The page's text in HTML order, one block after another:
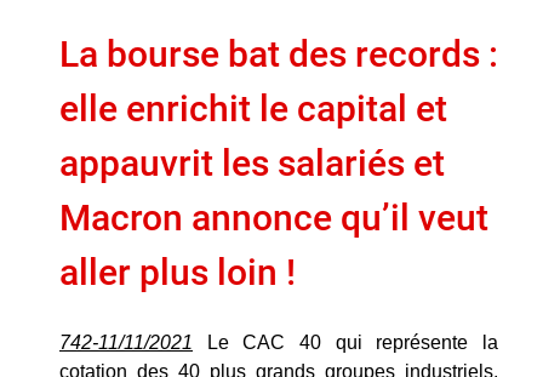
La bourse bat des records :
elle enrichit le capital et
appauvrit les salariés et
Macron annonce qu’il veut
aller plus loin !
742-11/11/2021 Le CAC 40 qui représente la
cotation des 40 plus grands groupes industriels,